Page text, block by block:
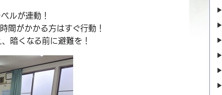
ルが連動！
間がかかる方はすぐ行動！
暗くなる前に避難を！